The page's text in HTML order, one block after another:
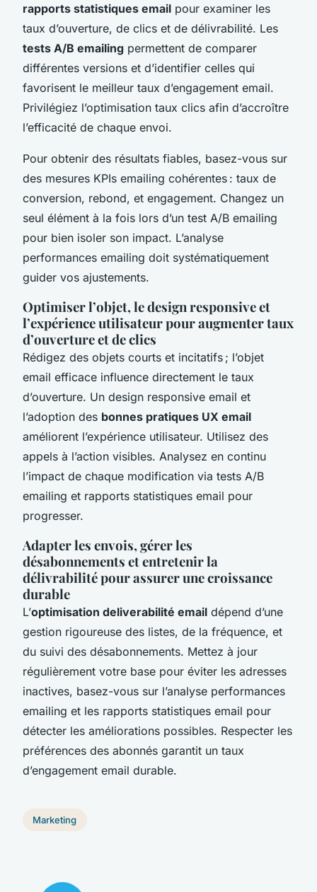
rapports statistiques email pour examiner les
taux d’ouverture, de clics et de délivrabilité. Les
tests A/B emailing permettent de comparer
différentes versions et d’identifier celles qui
favorisent le meilleur taux d’engagement email.
Privilégiez l’optimisation taux clics afin d’accroître
l’efficacité de chaque envoi.
Pour obtenir des résultats fiables, basez-vous sur
des mesures KPIs emailing cohérentes : taux de
conversion, rebond, et engagement. Changez un
seul élément à la fois lors d’un test A/B emailing
pour bien isoler son impact. L’analyse
performances emailing doit systématiquement
guider vos ajustements.
Optimiser l’objet, le design responsive et
l’expérience utilisateur pour augmenter taux
d’ouverture et de clics
Rédigez des objets courts et incitatifs ; l’objet
email efficace influence directement le taux
d’ouverture. Un design responsive email et
l’adoption des bonnes pratiques UX email
améliorent l’expérience utilisateur. Utilisez des
appels à l’action visibles. Analysez en continu
l’impact de chaque modification via tests A/B
emailing et rapports statistiques email pour
progresser.
Adapter les envois, gérer les
désabonnements et entretenir la
délivrabilité pour assurer une croissance
durable
L’optimisation deliverabilité email dépend d’une
gestion rigoureuse des listes, de la fréquence, et
du suivi des désabonnements. Mettez à jour
régulièrement votre base pour éviter les adresses
inactives, basez-vous sur l’analyse performances
emailing et les rapports statistiques email pour
détecter les améliorations possibles. Respecter les
préférences des abonnés garantit un taux
d’engagement email durable.
Marketing